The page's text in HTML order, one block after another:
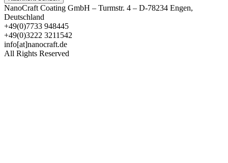
NanoCraft Coating GmbH – Turmstr. 4 – D-78234 Engen,
Deutschland
+49(0)7733 948445
+49(0)3222 3211542
info[at]nanocraft.de
All Rights Reserved